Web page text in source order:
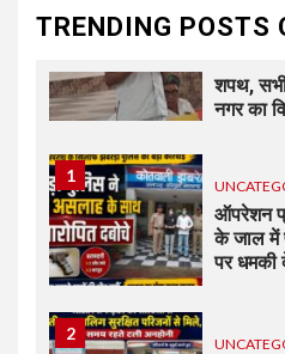
TRENDING POSTS
अधिशासी
शपथ,
नगर का
1
ऑपरेशन
के जाल में
पर धमकी
2